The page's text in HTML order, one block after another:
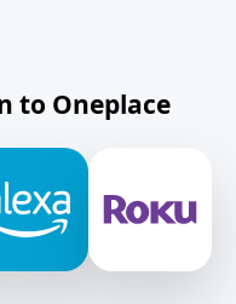
to Oneplace